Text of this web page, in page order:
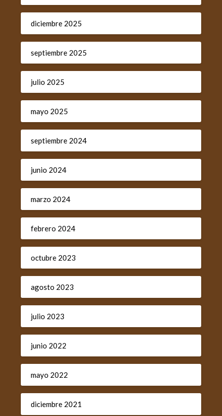
diciembre 2025
septiembre 2025
julio 2025
mayo 2025
septiembre 2024
junio 2024
marzo 2024
febrero 2024
octubre 2023
agosto 2023
julio 2023
junio 2022
mayo 2022
diciembre 2021